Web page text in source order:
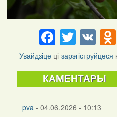
VK
Увайдзіце цізарэгіструйцеся
КАМЕНТАРЫ
pva - 04.06.2026 - 10:13